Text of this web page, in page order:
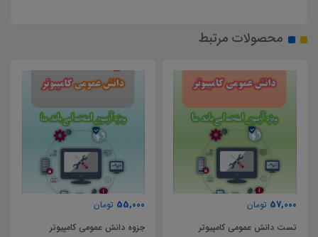
محصولات مرتبط
55,000 تومان
جزوه دانش عمومی کامپیوتر
57,000 تومان
تست طراحی معماری